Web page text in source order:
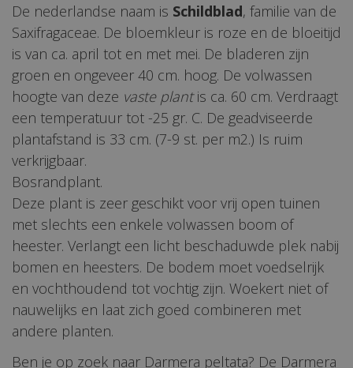
De nederlandse naam is Schildblad, familie van de
Saxifragaceae. De bloemkleur is roze en de bloeitijd
is van ca. april tot en met mei. De bladeren zijn
groen en ongeveer 40 cm. hoog. De volwassen
hoogte van deze vaste plantis ca. 60 cm. Verdraagt
een temperatuur tot -25 gr. C. De geadviseerde
plantafstand is 33 cm. (7-9 st. per m2.) Is ruim
verkrijgbaar.
Bosrandplant.
Deze plant is zeer geschikt voor vrij open tuinen
met slechts een enkele volwassen boom of
heester. Verlangt een licht beschaduwde plek nabij
bomen en heesters. De bodem moet voedselrijk
en vochthoudend tot vochtig zijn. Woekert niet of
nauwelijks en laat zich goed combineren met
andere planten.
Ben je op zoek naar Darmera peltata? De Darmera